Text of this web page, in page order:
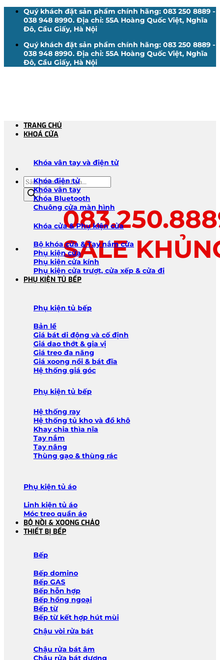
Quý khách đặt sản phẩm chính hãng: 083 250 8889 -
038 948 8990. Địa chỉ: 55A Hoàng Quốc Việt, Nghĩa
Đô, Cầu Giấy, Hà Nội
Quý khách đặt sản phẩm chính hãng: 083 250 8889 -
038 948 8990. Địa chỉ: 55A Hoàng Quốc Việt, Nghĩa
Đô, Cầu Giấy, Hà Nội
Tìm
kiếm
sản
phẩm
SALE
TRANG CHỦ
KHOÁ CỬA
Khóa vân tay và điện tử
Khóa điện tử
Khóa vân tay
Khóa Bluetooth
Chuông cửa màn hình
Khóa cửa & Phụ kiện cửa
Bộ khóa cửa & Tay nắm cửa
Phụ kiện cửa
Phụ kiện cửa kính
Phụ kiện cửa trượt, cửa xếp & cửa đi
PHỤ KIỆN TỦ BẾP
Phụ kiện tủ bếp
Bản lề
Giá bát di động và cố định
Giá dao thớt & gia vị
Giá treo đa năng
Giá xoong nồi & bát đĩa
Hệ thống giá góc
Phụ kiện tủ bếp
Hệ thống ray
Hệ thống tủ kho và đồ khô
Khay chia thìa nĩa
Tay nắm
Tay nâng
Thùng gạo & thùng rác
Phụ kiện tủ áo
Linh kiện tủ áo
Móc treo quần áo
BỘ NỒI & XOONG CHẢO
THIẾT BỊ BẾP
Bếp
Bếp domino
Bếp GAS
Bếp hỗn hợp
Bếp hồng ngoại
Bếp từ
Bếp từ kết hợp hút mùi
Chậu vòi rửa bát
Chậu rửa bát âm
Chậu rửa bát dương